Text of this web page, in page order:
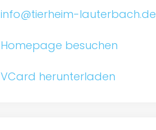
info@tierheim-lauterbach.de
Homepage besuchen
VCard herunterladen